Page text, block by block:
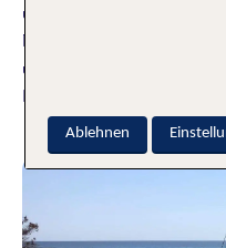
unbekannte Paradiese,
Mitarbeiterin Berit stellt dir
unbekannte
Entdeckung warten.
Ablehnen